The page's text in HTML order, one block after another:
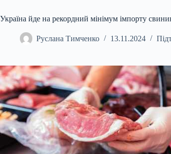
Україна йде на рекордний мінімум імпорту
Руслана Тимченко 13.11.2024